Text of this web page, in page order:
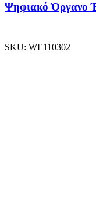
Ψηφιακό Όργανο
SKU: WE110302